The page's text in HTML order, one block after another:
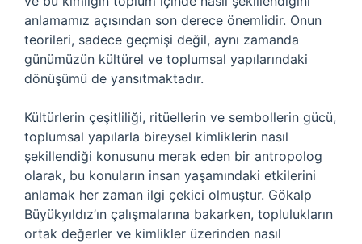
anlamamız açısından son derece önemlidir. Onun
teorileri, sadece geçmişi değil, aynı zamanda
günümüzün kültürel ve toplumsal yapılarındaki
dönüşümü de yansıtmaktadır.
Kültürlerin çeşitliliği, ritüellerin ve sembollerin gücü,
toplumsal yapılarla bireysel kimliklerin nasıl
şekillendiği konusunu merak eden bir antropolog
olarak, bu konuların insan yaşamındaki etkilerini
anlamak her zaman ilgi çekici olmuştur. Gökalp
Büyükyıldız’ın çalışmalarına bakarken, toplulukların
ortak değerler ve kimlikler üzerinden nasıl